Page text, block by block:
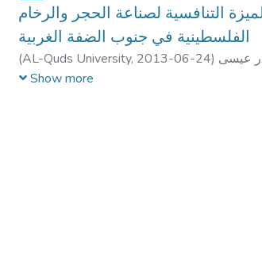
التنافسية لصناعة الحجر والرخام
الفلسطينية في جنوب الضفة الغربية
(AL-Quds University, 2013-06-24) عيسى
حزبون;Mahmoud El Jafari
Show more